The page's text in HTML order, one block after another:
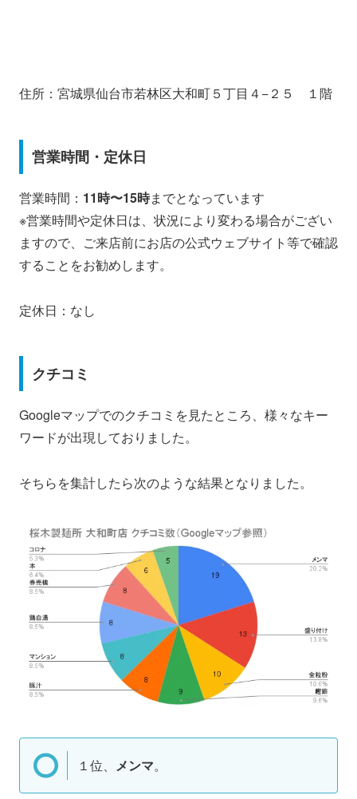
住所：宮城県仙台市若林区大和町５丁目４−２５ １階
営業時間・定休日
営業時間： 11時〜15時までとなっています
※営業時間や定休日は、状況により変わる場合がござい
ますので、ご来店前にお店の公式ウェブサイト等で確認
することをお勧めします。
定休日：なし
クチコミ
Googleマップでのクチコミを見たところ、様々なキー
ワードが出現しておりました。
そちらを集計したら次のような結果となりました。
１位、 メンマ。